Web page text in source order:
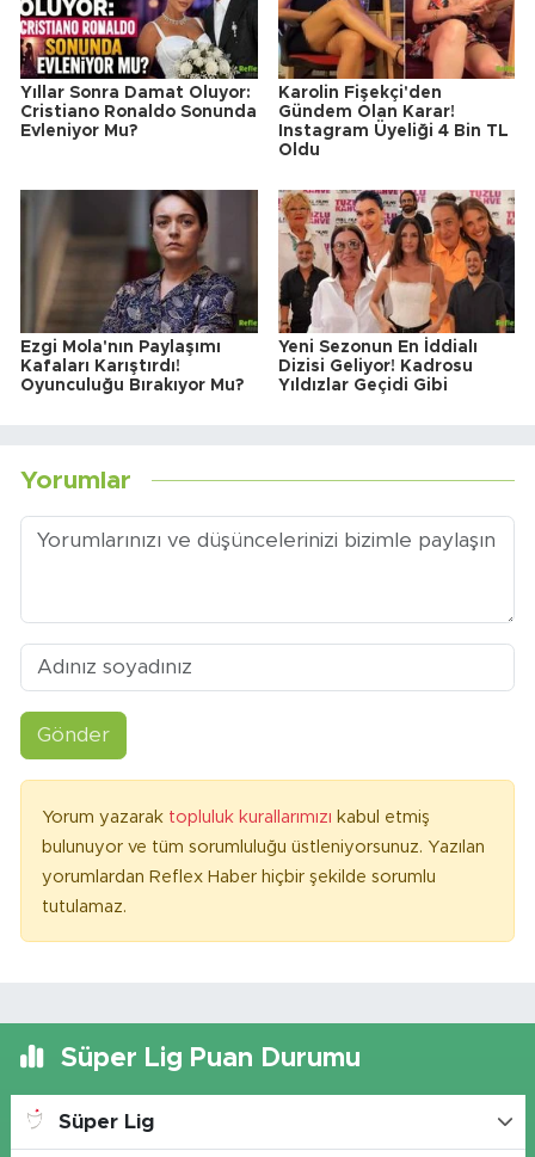
Yıllar Sonra Damat Oluyor:
Cristiano Ronaldo Sonunda
Evleniyor Mu?
Karolin Fişekçi'den
Gündem Olan Karar!
Instagram Üyeliği 4 Bin TL
Oldu
Ezgi Mola'nın Paylaşımı
Kafaları Karıştırdı!
Oyunculuğu Bırakıyor Mu?
Yeni Sezonun En İddialı
Dizisi Geliyor! Kadrosu
Yıldızlar Geçidi Gibi
Yorumlar
Gönder
Yorum yazarak topluluk kurallarımızı kabul etmiş
bulunuyor ve tüm sorumluluğu üstleniyorsunuz. Yazılan
yorumlardan Reflex Haber hiçbir şekilde sorumlu
tutulamaz.
Süper Lig Puan Durumu
Süper Lig